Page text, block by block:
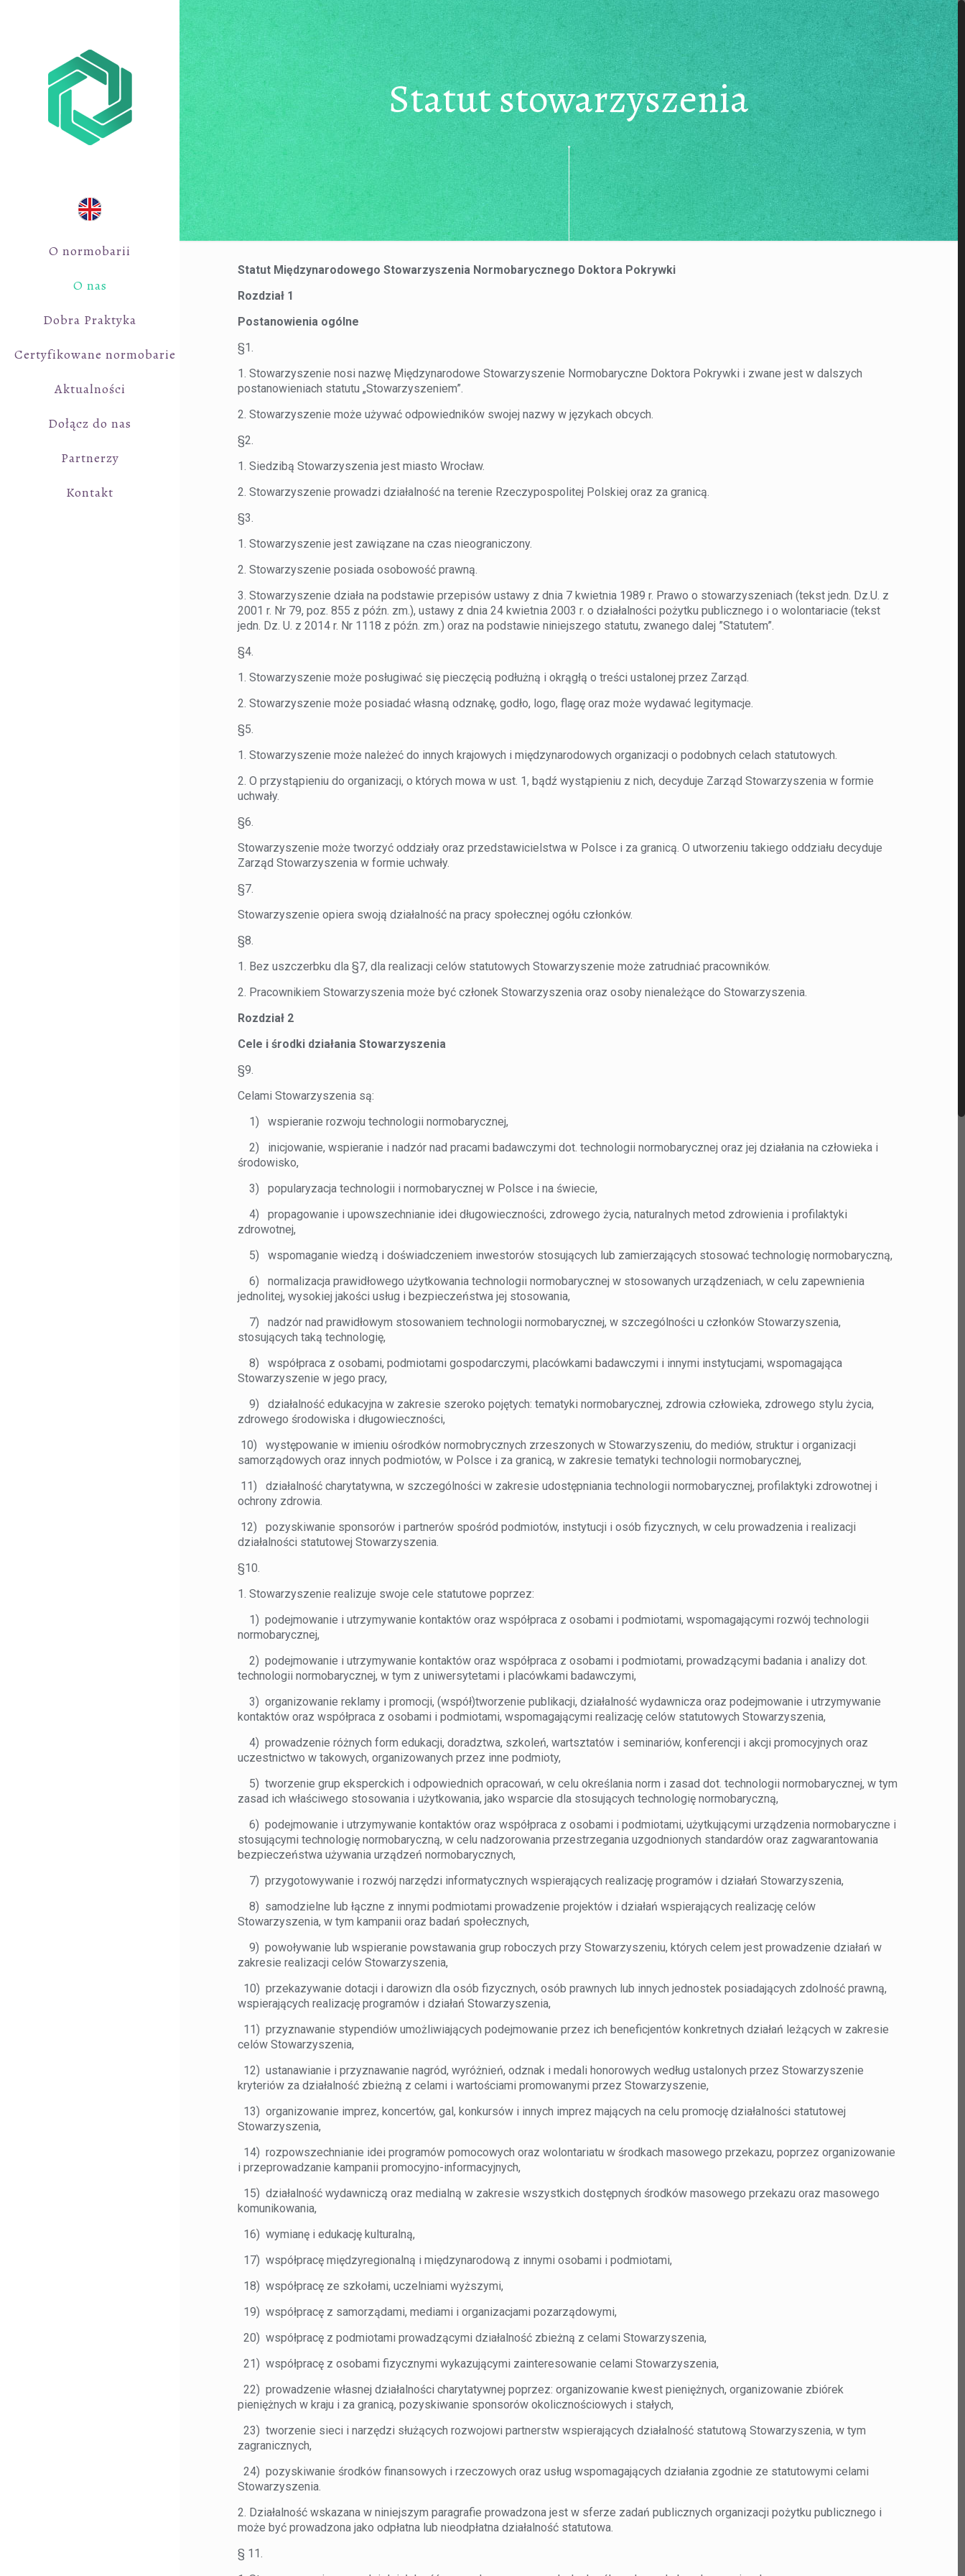
O normobarii
O nas
Dobra Praktyka
Certyfikowane normobarie
Aktualności
Dołącz do nas
Partnerzy
Kontakt
Statut stowarzyszenia
Statut Międzynarodowego Stowarzyszenia Normobarycznego Doktora Pokrywki
Rozdział 1
Postanowienia ogólne
§1.
1. Stowarzyszenie nosi nazwę Międzynarodowe Stowarzyszenie Normobaryczne Doktora Pokrywki i zwane jest w dalszych
postanowieniach statutu „Stowarzyszeniem”.
2. Stowarzyszenie może używać odpowiedników swojej nazwy w językach obcych.
§2.
1. Siedzibą Stowarzyszenia jest miasto Wrocław.
2. Stowarzyszenie prowadzi działalność na terenie Rzeczypospolitej Polskiej oraz za granicą.
§3.
1. Stowarzyszenie jest zawiązane na czas nieograniczony.
2. Stowarzyszenie posiada osobowość prawną.
3. Stowarzyszenie działa na podstawie przepisów ustawy z dnia 7 kwietnia 1989 r. Prawo o stowarzyszeniach (tekst jedn. Dz.U. z
2001 r. Nr 79, poz. 855 z późn. zm.), ustawy z dnia 24 kwietnia 2003 r. o działalności pożytku publicznego i o wolontariacie (tekst
jedn. Dz. U. z 2014 r. Nr 1118 z późn. zm.) oraz na podstawie niniejszego statutu, zwanego dalej ”Statutem”.
§4.
1. Stowarzyszenie może posługiwać się pieczęcią podłużną i okrągłą o treści ustalonej przez Zarząd.
2. Stowarzyszenie może posiadać własną odznakę, godło, logo, flagę oraz może wydawać legitymacje.
§5.
1. Stowarzyszenie może należeć do innych krajowych i międzynarodowych organizacji o podobnych celach statutowych.
2. O przystąpieniu do organizacji, o których mowa w ust. 1, bądź wystąpieniu z nich, decyduje Zarząd Stowarzyszenia w formie
uchwały.
§6.
Stowarzyszenie może tworzyć oddziały oraz przedstawicielstwa w Polsce i za granicą. O utworzeniu takiego oddziału decyduje
Zarząd Stowarzyszenia w formie uchwały.
§7.
Stowarzyszenie opiera swoją działalność na pracy społecznej ogółu członków.
​§8.
1. Bez uszczerbku dla §7, dla realizacji celów statutowych Stowarzyszenie może zatrudniać pracowników.
2. Pracownikiem Stowarzyszenia może być członek Stowarzyszenia oraz osoby nienależące do Stowarzyszenia.
Rozdział 2
Cele i środki działania Stowarzyszenia
§9.
Celami Stowarzyszenia są:
1) wspieranie rozwoju technologii normobarycznej,
2) inicjowanie, wspieranie i nadzór nad pracami badawczymi dot. technologii normobarycznej oraz jej działania na człowieka i
środowisko,
3) popularyzacja technologii i normobarycznej w Polsce i na świecie,
4) propagowanie i upowszechnianie idei długowieczności, zdrowego życia, naturalnych metod zdrowienia i profilaktyki
zdrowotnej,
5) wspomaganie wiedzą i doświadczeniem inwestorów stosujących lub zamierzających stosować technologię normobaryczną,
6) normalizacja prawidłowego użytkowania technologii normobarycznej w stosowanych urządzeniach, w celu zapewnienia
jednolitej, wysokiej jakości usług i bezpieczeństwa jej stosowania,
7) nadzór nad prawidłowym stosowaniem technologii normobarycznej, w szczególności u członków Stowarzyszenia,
stosujących taką technologię,
8) współpraca z osobami, podmiotami gospodarczymi, placówkami badawczymi i innymi instytucjami, wspomagająca
Stowarzyszenie w jego pracy,
9) działalność edukacyjna w zakresie szeroko pojętych: tematyki normobarycznej, zdrowia człowieka, zdrowego stylu życia,
zdrowego środowiska i długowieczności,
10) występowanie w imieniu ośrodków normobrycznych zrzeszonych w Stowarzyszeniu, do mediów, struktur i organizacji
samorządowych oraz innych podmiotów, w Polsce i za granicą, w zakresie tematyki technologii normobarycznej,
11) działalność charytatywna, w szczególności w zakresie udostępniania technologii normobarycznej, profilaktyki zdrowotnej i
ochrony zdrowia.
12) pozyskiwanie sponsorów i partnerów spośród podmiotów, instytucji i osób fizycznych, w celu prowadzenia i realizacji
działalności statutowej Stowarzyszenia.
§10.
1. Stowarzyszenie realizuje swoje cele statutowe poprzez:
1) podejmowanie i utrzymywanie kontaktów oraz współpraca z osobami i podmiotami, wspomagającymi rozwój technologii
normobarycznej,
2) podejmowanie i utrzymywanie kontaktów oraz współpraca z osobami i podmiotami, prowadzącymi badania i analizy dot.
technologii normobarycznej, w tym z uniwersytetami i placówkami badawczymi,
3) organizowanie reklamy i promocji, (współ)tworzenie publikacji, działalność wydawnicza oraz podejmowanie i utrzymywanie
kontaktów oraz współpraca z osobami i podmiotami, wspomagającymi realizację celów statutowych Stowarzyszenia,
4) prowadzenie różnych form edukacji, doradztwa, szkoleń, wartsztatów i seminariów, konferencji i akcji promocyjnych oraz
uczestnictwo w takowych, organizowanych przez inne podmioty,
5) tworzenie grup eksperckich i odpowiednich opracowań, w celu określania norm i zasad dot. technologii normobarycznej, w tym
zasad ich właściwego stosowania i użytkowania, jako wsparcie dla stosujących technologię normobaryczną,
6) podejmowanie i utrzymywanie kontaktów oraz współpraca z osobami i podmiotami, użytkującymi urządzenia normobaryczne i
stosującymi technologię normobaryczną, w celu nadzorowania przestrzegania uzgodnionych standardów oraz zagwarantowania
bezpieczeństwa używania urządzeń normobarycznych,
7) przygotowywanie i rozwój narzędzi informatycznych wspierających realizację programów i działań Stowarzyszenia,
8) samodzielne lub łączne z innymi podmiotami prowadzenie projektów i działań wspierających realizację celów
Stowarzyszenia, w tym kampanii oraz badań społecznych,
9) powoływanie lub wspieranie powstawania grup roboczych przy Stowarzyszeniu, których celem jest prowadzenie działań w
zakresie realizacji celów Stowarzyszenia,
10) przekazywanie dotacji i darowizn dla osób fizycznych, osób prawnych lub innych jednostek posiadających zdolność prawną,
wspierających realizację programów i działań Stowarzyszenia,
11) przyznawanie stypendiów umożliwiających podejmowanie przez ich beneficjentów konkretnych działań leżących w zakresie
celów Stowarzyszenia,
12) ustanawianie i przyznawanie nagród, wyróżnień, odznak i medali honorowych według ustalonych przez Stowarzyszenie
kryteriów za działalność zbieżną z celami i wartościami promowanymi przez Stowarzyszenie,
13) organizowanie imprez, koncertów, gal, konkursów i innych imprez mających na celu promocję działalności statutowej
Stowarzyszenia,
14) rozpowszechnianie idei programów pomocowych oraz wolontariatu w środkach masowego przekazu, poprzez organizowanie
i przeprowadzanie kampanii promocyjno-informacyjnych,
15) działalność wydawniczą oraz medialną w zakresie wszystkich dostępnych środków masowego przekazu oraz masowego
komunikowania,
16) wymianę i edukację kulturalną,
17) współpracę międzyregionalną i międzynarodową z innymi osobami i podmiotami,
18) współpracę ze szkołami, uczelniami wyższymi,
19) współpracę z samorządami, mediami i organizacjami pozarządowymi,
20) współpracę z podmiotami prowadzącymi działalność zbieżną z celami Stowarzyszenia,
21) współpracę z osobami fizycznymi wykazującymi zainteresowanie celami Stowarzyszenia,
22) prowadzenie własnej działalności charytatywnej poprzez: organizowanie kwest pieniężnych, organizowanie zbiórek
pieniężnych w kraju i za granicą, pozyskiwanie sponsorów okolicznościowych i stałych,
23) tworzenie sieci i narzędzi służących rozwojowi partnerstw wspierających działalność statutową Stowarzyszenia, w tym
zagranicznych,
24) pozyskiwanie środków finansowych i rzeczowych oraz usług wspomagających działania zgodnie ze statutowymi celami
Stowarzyszenia.
2. Działalność wskazana w niniejszym paragrafie prowadzona jest w sferze zadań publicznych organizacji pożytku publicznego i
może być prowadzona jako odpłatna lub nieodpłatna działalność statutowa.
§ 11.